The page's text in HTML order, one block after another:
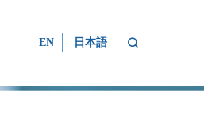
EN 日本語 